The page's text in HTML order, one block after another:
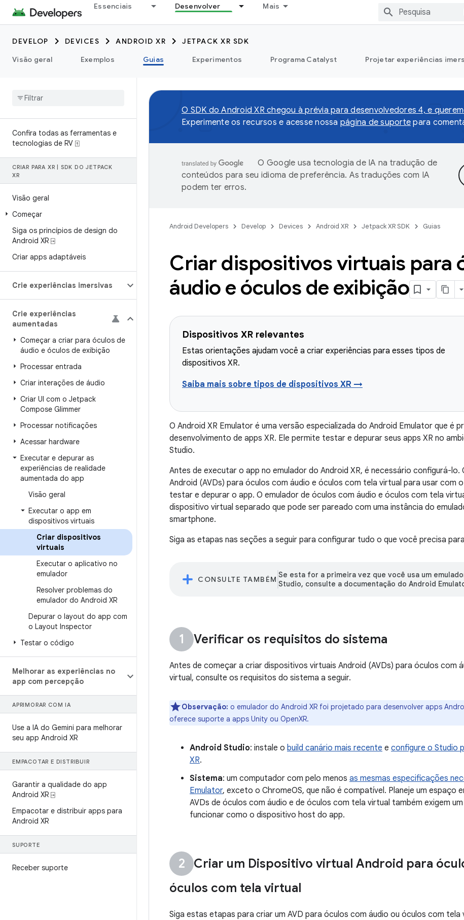
Essenciais Desenvolver Mais
DEVELOP DEVICES ANDROID XR
JETPACK XR SDK
Visão geral
Exemplos Guias Experimentos Programa Catalyst Projetar experiências
Confira todas as ferramentas e
tecnologias de RV ⍐
CRIAR PARA XR
SDK DO JETPACK
XR
Visão geral
Começar
Siga os princípios de design do
Android XR ⍈
Criar apps adaptáveis
Crie experiências imersivas
Crie experiências
aumentadas
Começar a criar para óculos de
áudio e óculos de exibição
Processar entrada
Criar interações de áudio
Criar UI com o Jetpack
Compose Glimmer
Processar notificações
Acessar hardware
Executar e depurar as
experiências de realidade
aumentada do app
Visão geral
Executar o app em
dispositivos virtuais
Criar dispositivos
virtuais
Executar o aplicativo no
emulador
Resolver problemas do
emulador do Android XR
Depurar o layout do app com
o Layout Inspector
Testar o código
Melhorar as experiências no
app com percepção
APRIMORAR COM IA
Use a IA do Gemini para melhorar
seu app Android XR
EMPACOTAR E DISTRIBUIR
Garantir a qualidade do app
Android XR ⍈
Empacotar e distribuir apps para
Android XR
SUPORTE
Receber suporte
O SDK do Android XR chegou à prévia para desenvolvedores 4, e
Experimente os recursos e acesse nossa página de suporte para
O Google usa tecnologia de IA na tradução de
conteúdos para seu idioma de preferência. As traduções com IA
podem ter erros.
Android Developers Develop Devices Android XR Jetpack XR SDK Guias
Criar dispositivos virtuais para
áudio e óculos de exibição
Dispositivos XR relevantes
Estas orientações ajudam você a criar experiências para esses tipos de
dispositivos XR.
Saiba mais sobre tipos de dispositivos XR →
O Android XR Emulator é uma versão especializada do Android Emulator que é
desenvolvimento de apps XR. Ele permite testar e depurar seus apps XR no
Studio.
Antes de executar o app no emulador do Android XR, é necessário configurá-lo.
Android (AVDs) para óculos com áudio e óculos com tela virtual para usar com
testar e depurar o app. O emulador de óculos com áudio e óculos com tela
dispositivo virtual separado que pode ser pareado com uma instância do
smartphone.
Siga as etapas nas seções a seguir para configurar tudo o que você precisa
CONSULTE TAMBÉM Se esta for a primeira vez que você usa um
Studio, consulte a documentação do Android
Verificar os requisitos do sistema
Antes de começar a criar dispositivos virtuais Android (AVDs) para óculos com
virtual, consulte os requisitos do sistema a seguir.
Observação: o emulador do Android XR foi projetado para desenvolver apps
oferece suporte a apps Unity ou OpenXR.
Android Studio: instale o build canário mais recente e configure o Studio
XR.
Sistema: um computador com pelo menos as mesmas especificações
Emulator, exceto o ChromeOS, que não é compatível. Planeje um espaço
AVDs de óculos com áudio e de óculos com tela virtual também exigem
funcionar como o dispositivo host do app.
Criar um Dispositivo virtual Android para
óculos com tela virtual
Siga estas etapas para criar um AVD para óculos com áudio ou óculos com